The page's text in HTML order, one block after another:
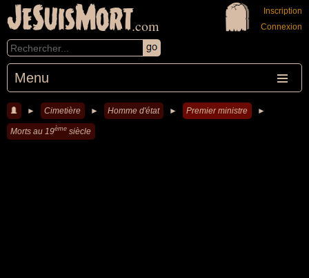
JeSuisMort.com
Menu
Inscription
Connexion
► Cimetière ► Homme d'état ► Premier ministre ►
Morts au 19ème siècle